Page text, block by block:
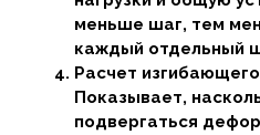
меньше шаг, тем
каждый отдельный
Расчет
Показывает,
подвергаться